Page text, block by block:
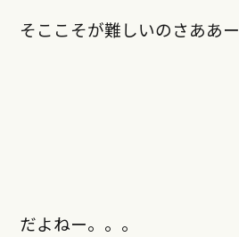
そここそが難しいのさああー
だよねー。。。